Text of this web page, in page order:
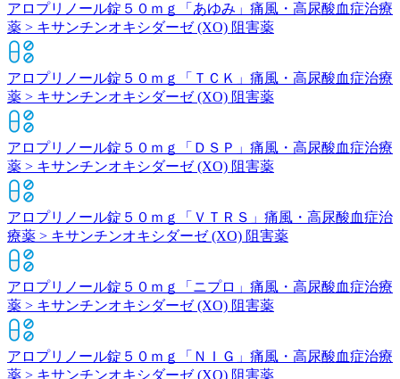
アロプリノール錠５０ｍｇ「あゆみ」 痛風・高尿酸血症治療
薬 > キサンチンオキシダーゼ (XO) 阻害薬
アロプリノール錠５０ｍｇ「ＴＣＫ」 痛風・高尿酸血症治療
薬 > キサンチンオキシダーゼ (XO) 阻害薬
アロプリノール錠５０ｍｇ「ＤＳＰ」 痛風・高尿酸血症治療
薬 > キサンチンオキシダーゼ (XO) 阻害薬
アロプリノール錠５０ｍｇ「ＶＴＲＳ」 痛風・高尿酸血症治
療薬 > キサンチンオキシダーゼ (XO) 阻害薬
アロプリノール錠５０ｍｇ「ニプロ」 痛風・高尿酸血症治療
薬 > キサンチンオキシダーゼ (XO) 阻害薬
アロプリノール錠５０ｍｇ「ＮＩＧ」 痛風・高尿酸血症治療
薬 > キサンチンオキシダーゼ (XO) 阻害薬